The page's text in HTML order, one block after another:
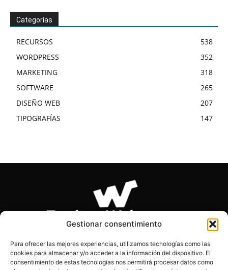
Gestionar consentimiento
Para ofrecer las mejores experiencias, utilizamos tecnologías como las
cookies para almacenar y/o acceder a la información del dispositivo. El
consentimiento de estas tecnologías nos permitirá procesar datos como
Categorías
RECURSOS
538
WORDPRESS
352
MARKETING
318
SOFTWARE
265
DISEÑO WEB
207
TIPOGRAFÍAS
147
SOBRE NOSOTROS